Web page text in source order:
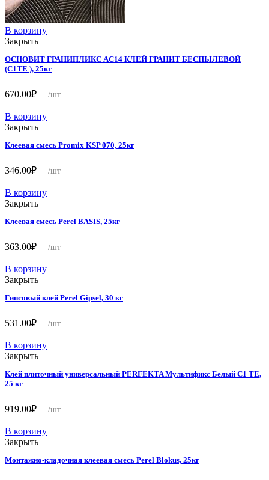
В корзину
Закрыть
ОСНОВИТ ГРАНИПЛИКС AC14 КЛЕЙ ГРАНИТ БЕСПЫЛЕВОЙ
(С1TE ), 25кг
670.00₽ /шт
В корзину
Закрыть
Клеевая смесь Promix KSP 070, 25кг
346.00₽ /шт
В корзину
Закрыть
Клеевая смесь Perel BASIS, 25кг
363.00₽ /шт
В корзину
Закрыть
Гипсовый клей Perel Gipsel, 30 кг
531.00₽ /шт
В корзину
Закрыть
Клей плиточный универсальный PERFEKTA Мультификс Белый C1 TE,
25 кг
919.00₽ /шт
В корзину
Закрыть
Монтажно-кладочная клеевая смесь Perel Blokus, 25кг